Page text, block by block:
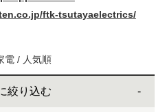
ftk-tsutayaelectrics/
電 / 人気順
絞り込む